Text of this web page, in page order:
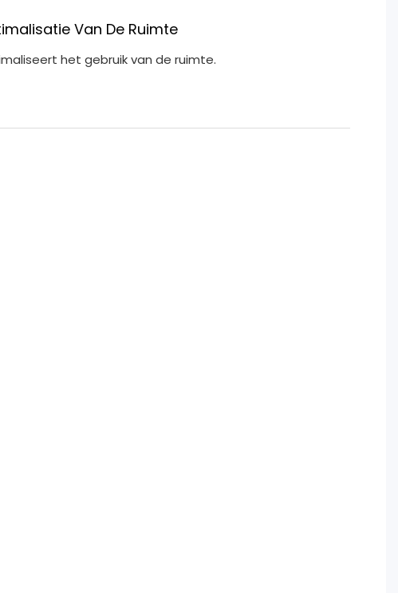
Van De Ruimte
het gebruik van de ruimte.